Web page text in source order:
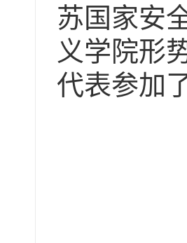
苏国家安
义学院形
代表参加